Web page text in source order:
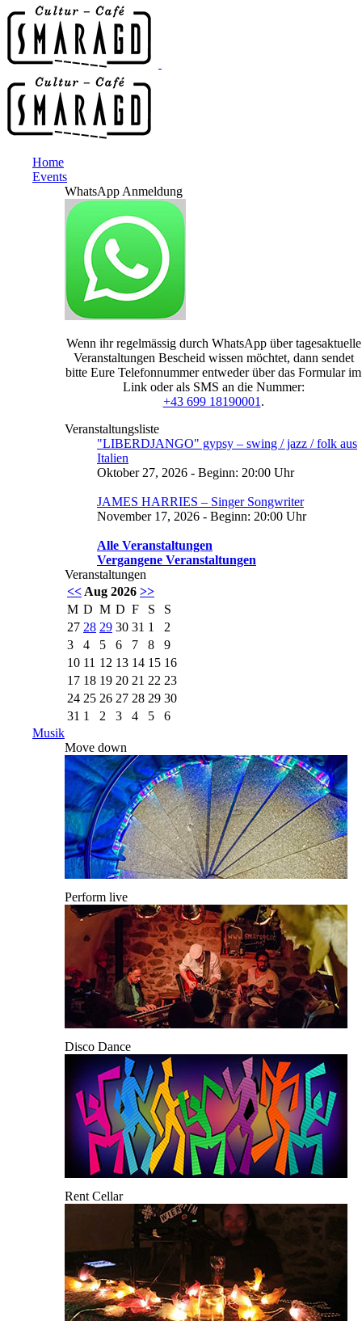
Home
Events
WhatsApp Anmeldung
Wenn ihr regelmässig durch WhatsApp über tagesaktuelle
Veranstaltungen Bescheid wissen möchtet, dann sendet
bitte Eure Telefonnummer entweder über das Formular im
Link oder als SMS an die Nummer:
+43 699 18190001 .
Veranstaltungsliste
"LIBERDJANGO" gypsy – swing / jazz / folk aus
Italien
Oktober 27, 2026 - Beginn: 20:00 Uhr
JAMES HARRIES – Singer Songwriter
November 17, 2026 - Beginn: 20:00 Uhr
Alle Veranstaltungen
Vergangene Veranstaltungen
Veranstaltungen
<< Aug 2026 >>
M D M D F S
S
27 28 29 30 31 1
2
3
4 5 6 7 8
9
10 11 12 13 14 15 16
17 18 19 20 21 22 23
24 25 26 27 28 29 30
31 1 2 3 4 5
6
Musik
Move down
Perform live
Disco Dance
Rent Cellar